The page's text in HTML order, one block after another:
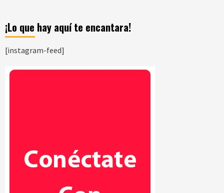
¡Lo que hay aquí te encantara!
[instagram-feed]